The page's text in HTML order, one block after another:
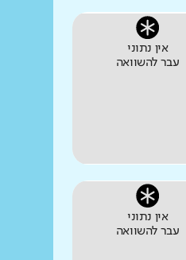
אין נתוני
עבר להשוואה
אין נתוני
עבר להשוואה